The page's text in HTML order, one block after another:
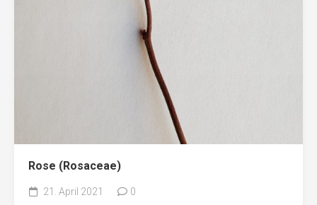
Rose (Rosaceae)
21. April 2021 0